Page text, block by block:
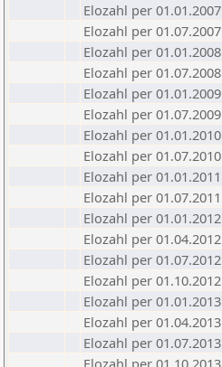
Elozahl per 01.01.2007
Elozahl per 01.07.2007
Elozahl per 01.01.2008
Elozahl per 01.07.2008
Elozahl per 01.01.2009
Elozahl per 01.07.2009
Elozahl per 01.01.2010
Elozahl per 01.07.2010
Elozahl per 01.01.2011
Elozahl per 01.07.2011
Elozahl per 01.01.2012
Elozahl per 01.04.2012
Elozahl per 01.07.2012
Elozahl per 01.10.2012
Elozahl per 01.01.2013
Elozahl per 01.04.2013
Elozahl per 01.07.2013
Elozahl per 01.10.2013